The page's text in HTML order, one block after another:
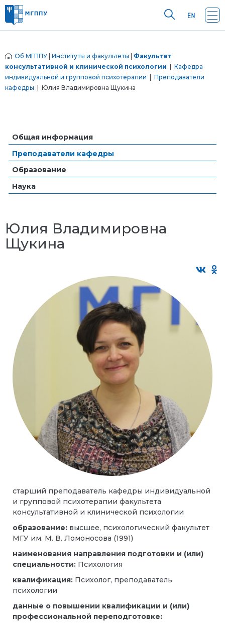
Об МГППУ Институты и факультеты
Факультет
консультативной и клинической психологии
Кафедра
индивидуальной и групповой психотерапии
Преподаватели
кафедры | Юлия Владимировна Щукина
Общая информация
Преподаватели кафедры
Образование
Наука
Юлия Владимировна
Щукина
старший преподаватель кафедры индивидуальной
и групповой психотерапии факультета
консультативной и клинической психологии
образование: высшее, психологический факультет
МГУ им. М. В. Ломоносова (1991)
наименования направления подготовки и (или)
специальности: Психология
квалификация: Психолог, преподаватель
психологии
данные о повышении квалификации и (или)
профессиональной переподготовке: